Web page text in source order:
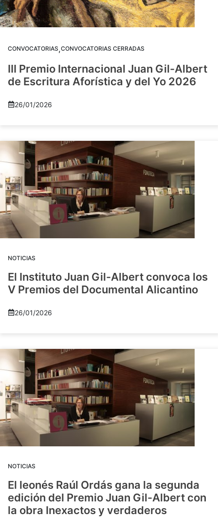
CONVOCATORIAS,CONVOCATORIAS CERRADAS
III Premio Internacional Juan Gil-Albert
de Escritura Aforística y del Yo 2026
26/01/2026
NOTICIAS
El Instituto Juan Gil-Albert convoca los
V Premios del Documental Alicantino
26/01/2026
NOTICIAS
El leonés Raúl Ordás gana la segunda
edición del Premio Juan Gil-Albert con
la obra Inexactos y verdaderos